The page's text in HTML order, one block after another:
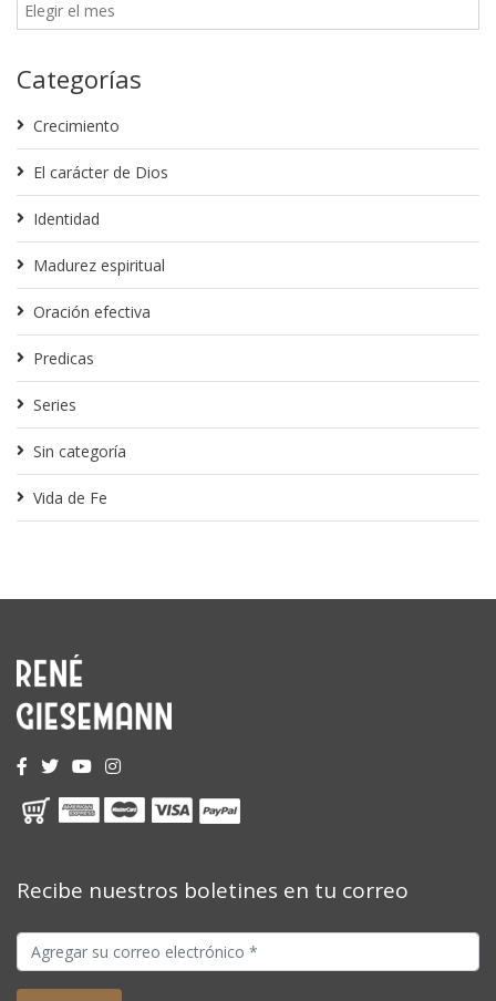
Categorías
Crecimiento
El carácter de Dios
Identidad
Madurez espiritual
Oración efectiva
Predicas
Series
Sin categoría
Vida de Fe
Recibe nuestros boletines en tu correo